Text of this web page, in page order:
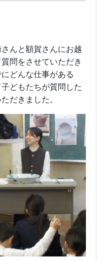
んと額賀さんにお越
問をさせていただき
どんな仕事がある
どもたちが質問した
だきました。